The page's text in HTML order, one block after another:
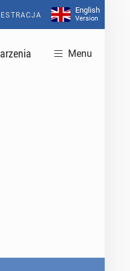
English
Version
Menu